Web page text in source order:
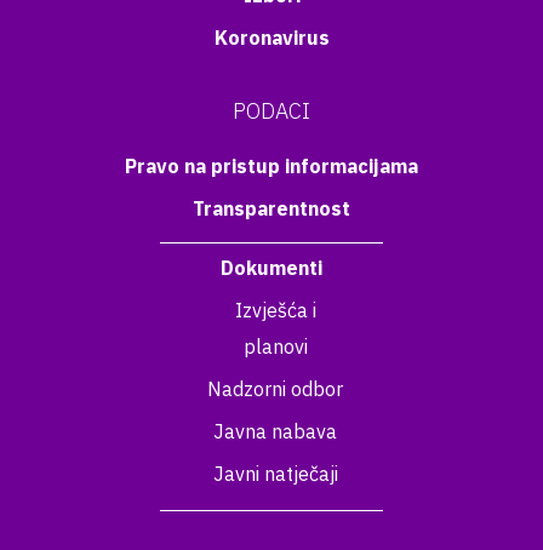
Koronavirus
PODACI
Pravo na pristup informacijama
Transparentnost
Dokumenti
Izvješća i
planovi
Nadzorni odbor
Javna nabava
Javni natječaji